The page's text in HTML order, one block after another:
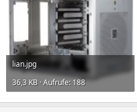
lian.jpg
36,3 KB · Aufrufe: 188